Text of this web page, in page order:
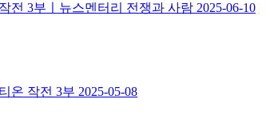
전 3부ㅣ뉴스멘터리 전쟁과 사람 2025-06-10
온 작전 3부 2025-05-08